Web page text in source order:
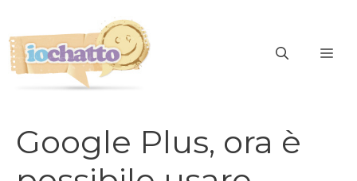
contenuto
Google Plus, ora è